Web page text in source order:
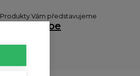
Produkty Vám představujeme
Youtube